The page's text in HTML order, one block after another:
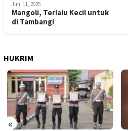
Juni 11, 2025
Mangoli, Terlalu Kecil untuk
di Tambang!
HUKRIM
«